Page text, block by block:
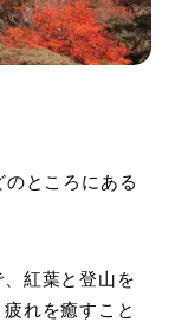
のところにある
紅葉と登山を
れを癒すこと